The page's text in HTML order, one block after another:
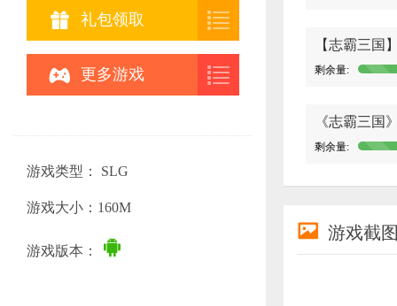
 礼包领取 
 更多游戏 
游戏类型： SLG
游戏大小：160M
游戏版本： 
【志霸三国
剩余量:
《志霸三国
剩余量:
 游戏截